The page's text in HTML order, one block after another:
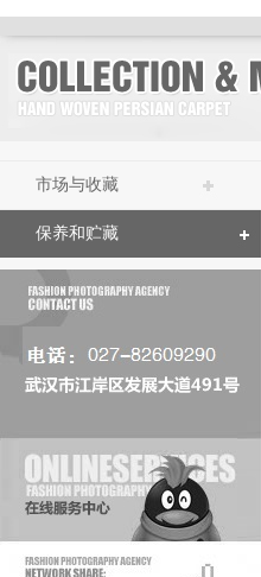
市场与收藏
保养和贮藏